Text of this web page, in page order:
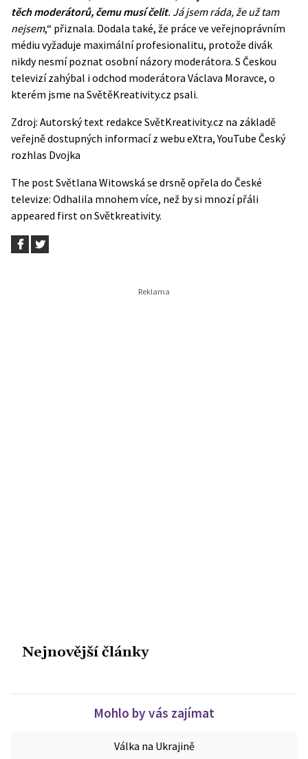
těch moderátorů, čemu musí čelit. Já jsem ráda, že už tam
nejsem,“ přiznala. Dodala také, že práce ve veřejnoprávním
médiu vyžaduje maximální profesionalitu, protože divák
nikdy nesmí poznat osobní názory moderátora. S Českou
televizí zahýbal iodchod moderátora Václava Moravce, o
kterém jsme na SvětěKreativity.cz psali.
Zdroj: Autorský text redakce SvětKreativity.cz na základě
veřejně dostupných informací z webu eXtra,YouTube Český
rozhlas Dvojka
The postSvětlana Witowská se drsně opřela do České
televize: Odhalila mnohem více, než by si mnozí přáli
appeared first on Světkreativity.
Nejnovější články
Mohlo by vás zajímat
Válka na Ukrajině